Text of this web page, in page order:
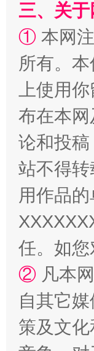
阿坝州
国家大学
三、关于
① 本网
所有。
上使用
布在本
论和投
站不得
用作品
任。如
② 凡本
自其它
策及文